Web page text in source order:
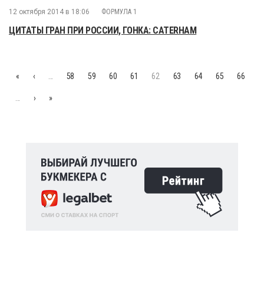
12 октября 2014 в 18:06 ФОРМУЛА 1
ЦИТАТЫ ГРАН ПРИ РОССИИ, ГОНКА: CATERHAM
« ‹ 58 59 60 61 62 63 64 65 66
› »